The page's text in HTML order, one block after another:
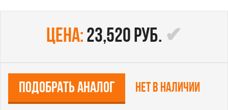
цена: 23,520 руб.
ПОДОБРАТЬ АНАЛОГ Нет в наличии